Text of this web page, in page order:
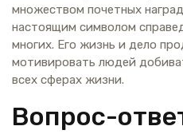
множеством почетных
настоящим символом
многих. Его жизнь и дело
мотивировать людей
всех сферах жизни.
Вопрос-